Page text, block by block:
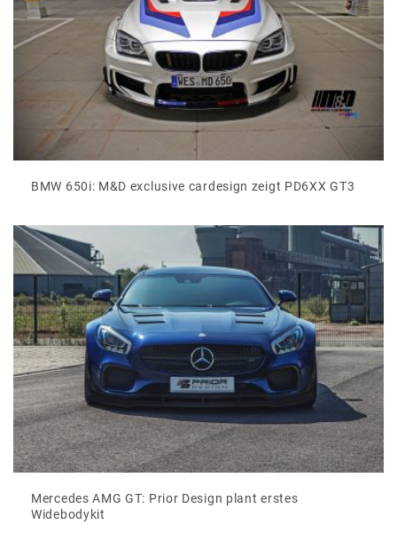
BMW 650i: M&D exclusive cardesign zeigt PD6XX GT3
Mercedes AMG GT: Prior Design plant erstes
Widebodykit